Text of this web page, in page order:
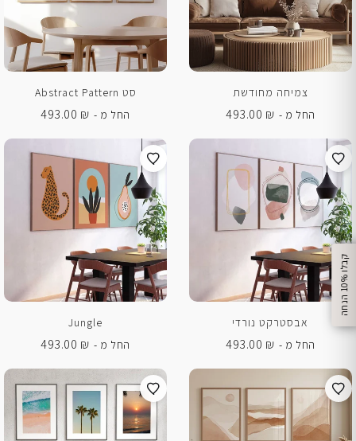
ק
ב
ל
ו
1
0
%
ה
נ
ח
ה
צמיחה מחודשת
החל מ -
493.00 ₪
סט Abstract Pattern
החל מ -
493.00 ₪
אבסטרקט נורדי
החל מ -
493.00 ₪
Jungle
החל מ -
493.00 ₪